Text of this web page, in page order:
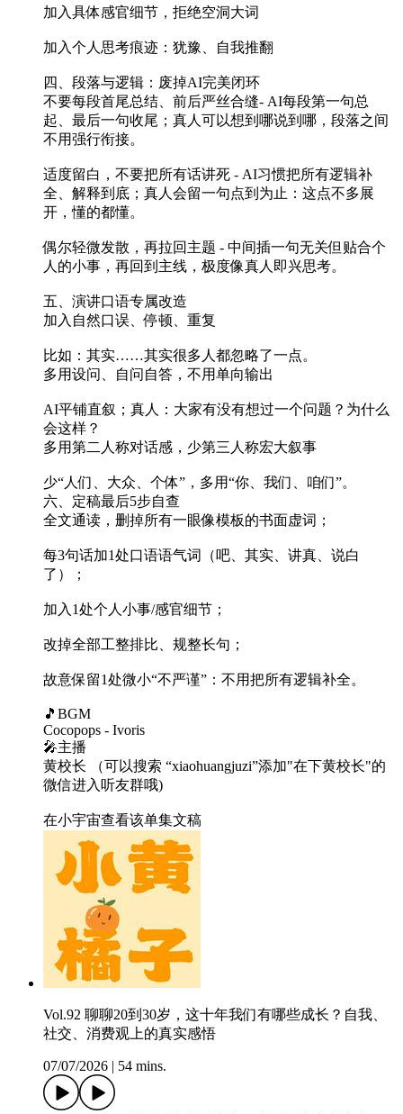
加入具体感官细节，拒绝空洞大词
加入个人思考痕迹：犹豫、自我推翻
四、段落与逻辑：废掉AI完美闭环
不要每段首尾总结、前后严丝合缝- AI每段第一句总
起、最后一句收尾；真人可以想到哪说到哪，段落之间
不用强行衔接。
适度留白，不要把所有话讲死 - AI习惯把所有逻辑补
全、解释到底；真人会留一句点到为止：这点不多展
开，懂的都懂。
偶尔轻微发散，再拉回主题 - 中间插一句无关但贴合个
人的小事，再回到主线，极度像真人即兴思考。
五、演讲口语专属改造
加入自然口误、停顿、重复
比如：其实……其实很多人都忽略了一点。
多用设问、自问自答，不用单向输出
AI平铺直叙；真人：大家有没有想过一个问题？为什么
会这样？
多用第二人称对话感，少第三人称宏大叙事
少“人们、大众、个体”，多用“你、我们、咱们”。
六、定稿最后5步自查
全文通读，删掉所有一眼像模板的书面虚词；
每3句话加1处口语语气词（吧、其实、讲真、说白
了）；
加入1处个人小事/感官细节；
改掉全部工整排比、规整长句；
故意保留1处微小“不严谨”：不用把所有逻辑补全。
🎵BGM
Cocopops - Ivoris
🎤主播
黄校长 （可以搜索 “xiaohuangjuzi”添加"在下黄校长"的
微信进入听友群哦)
在小宇宙查看该单集文稿
Vol.92 聊聊20到30岁，这十年我们有哪些成长？自我、
社交、消费观上的真实感悟
07/07/2026 54 mins.